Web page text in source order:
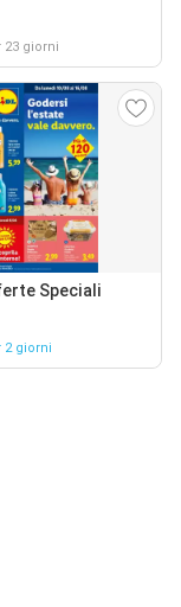
23 giorni
Speciali
2 giorni